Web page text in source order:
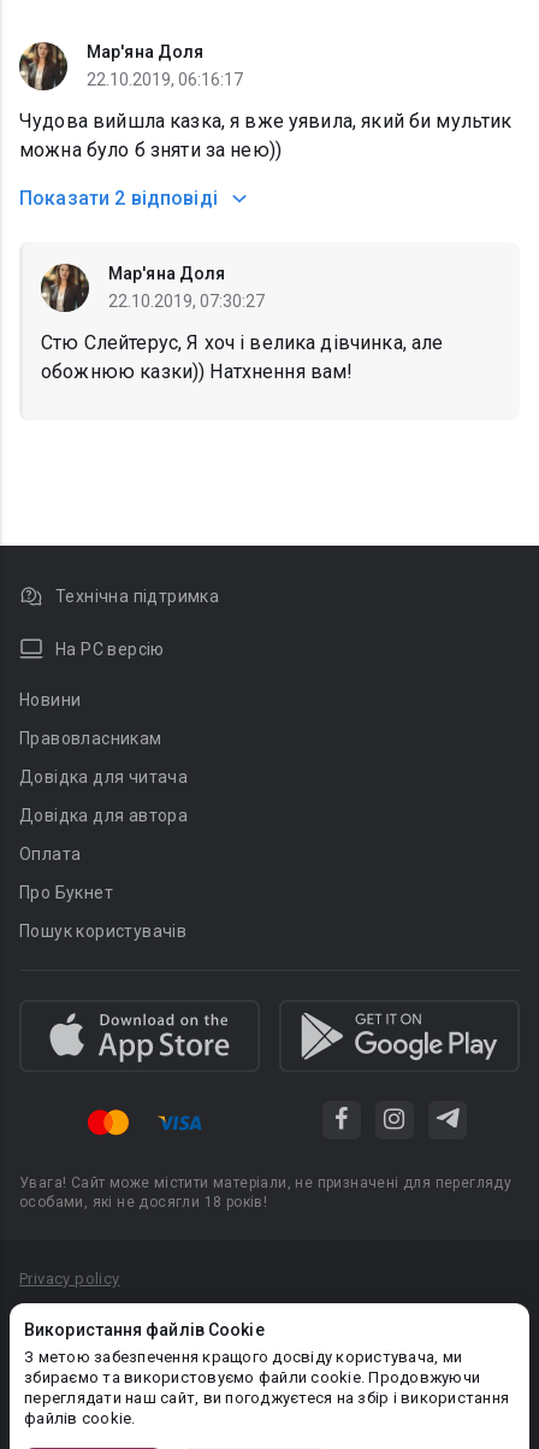
Мар'яна Доля
22.10.2019, 06:16:17
Чудова вийшла казка, я вже уявила, який би мультик
можна було б зняти за нею))
Показати 2 відповіді
Мар'яна Доля
22.10.2019, 07:30:27
Стю Слейтерус, Я хоч і велика дівчинка, але
обожнюю казки)) Натхнення вам!
Використання файлів Cookie
З метою забезпечення кращого досвіду користувача, ми
збираємо та використовуємо файли cookie. Продовжуючи
переглядати наш сайт, ви погоджуєтеся на збір і використання
файлів cookie.
Технічна підтримка
На PC версію
Новини
Правовласникам
Довідка для читача
Довідка для автора
Оплата
Про Букнет
Пошук користувачів
Увага! Сайт може містити матеріали, не призначені для перегляду
особами, які не досягли 18 років!
Privacy policy
Політика конфіденційності
Правила публікації авторського контенту
PR-вiддiл: pr@booknet.com